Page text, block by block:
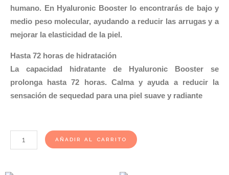
humano. En Hyaluronic Booster lo encontrarás de bajo y
medio peso molecular, ayudando a reducir las arrugas y a
mejorar la elasticidad de la piel.
Hasta 72 horas de hidratación
La capacidad hidratante de Hyaluronic Booster se
prolonga hasta 72 horas. Calma y ayuda a reducir la
sensación de sequedad para una piel suave y radiante
Isdin
Ceutics
AÑADIR AL CARRITO